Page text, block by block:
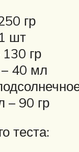
гр
шт
гр
40 мл
– 90 гр
теста: